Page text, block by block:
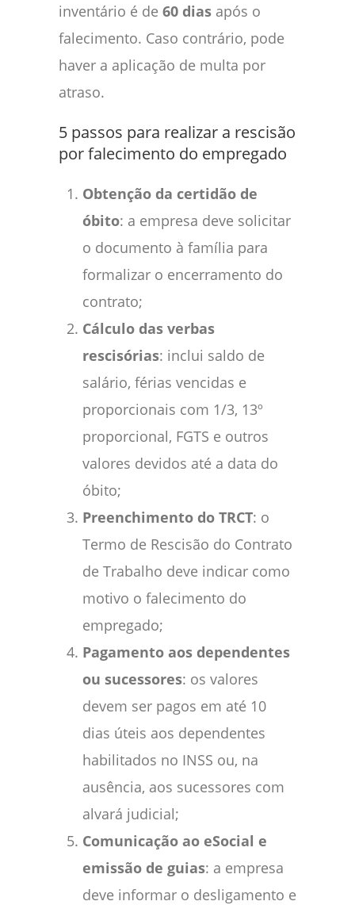
inventário é de 60 dias após o
falecimento. Caso contrário, pode
haver a aplicação de multa por
atraso.
5 passos para realizar a rescisão
por falecimento do empregado
Obtenção da certidão de
óbito: a empresa deve solicitar
o documento à família para
formalizar o encerramento do
contrato;
Cálculo das verbas
rescisórias: inclui saldo de
salário, férias vencidas e
proporcionais com 1/3, 13º
proporcional, FGTS e outros
valores devidos até a data do
óbito;
Preenchimento do TRCT: o
Termo de Rescisão do Contrato
de Trabalho deve indicar como
motivo o falecimento do
empregado;
Pagamento aos dependentes
ou sucessores: os valores
devem ser pagos em até 10
dias úteis aos dependentes
habilitados no INSS ou, na
ausência, aos sucessores com
alvará judicial;
Comunicação ao eSocial e
emissão de guias: a empresa
deve informar o desligamento e